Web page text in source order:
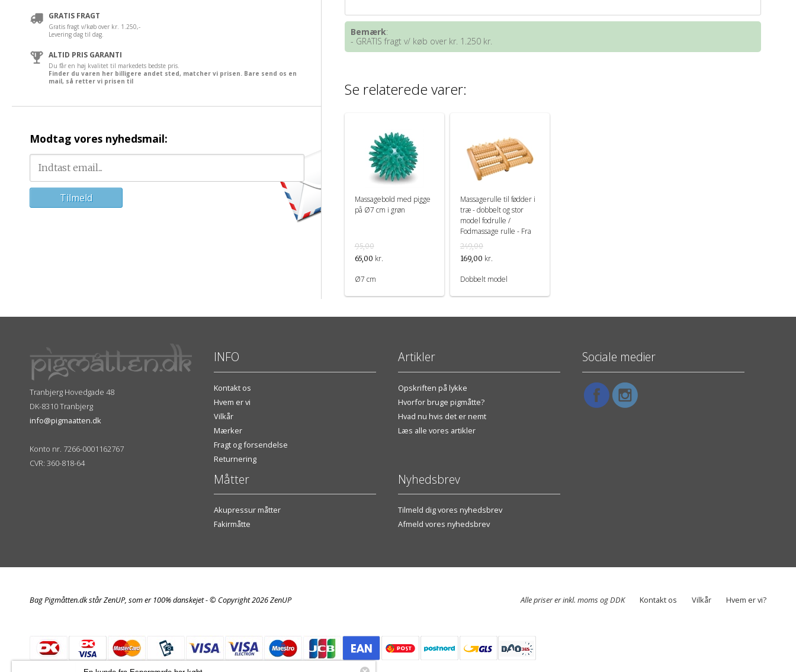
Bemærk:
- GRATIS fragt v/ køb over kr. 1.250 kr.
Se relaterede varer:
Massagebold med pigge
på Ø7 cm i grøn
95,00
65,00 kr.
Ø7 cm
Massagerulle til fødder i
træ - dobbelt og stor
model fodrulle /
Fodmassage rulle - Fra
Croll & Denecke
249,00
169,00 kr.
Dobbelt model
GRATIS FRAGT
Gratis fragt v/køb over kr. 1.250,-
Levering dag til dag.
ALTID PRIS GARANTI
Du får en høj kvalitet til markedets bedste pris.
Finder du varen her billigere andet sted, matcher vi prisen. Bare send os en
mail, så retter vi prisen til
Modtag vores nyhedsmail:
Tranbjerg Hovedgade 48
DK-8310 Tranbjerg
info@pigmaatten.dk
Konto nr. 7266-0001162767
CVR: 360-818-64
INFO
Kontakt os
Hvem er vi
Vilkår
Mærker
Fragt og forsendelse
Returnering
Måtter
Akupressur måtter
Fakirmåtte
Artikler
Opskriften på lykke
Hvorfor bruge pigmåtte?
Hvad nu hvis det er nemt
Læs alle vores artikler
Nyhedsbrev
Tilmeld dig vores nyhedsbrev
Afmeld vores nyhedsbrev
Sociale medier
Hvem er vi?
Vilkår
Kontakt os
Alle priser er inkl. moms og DDK
Bag Pigmåtten.dk står ZenUP, som er 100% danskejet - © Copyright 2026 ZenUP